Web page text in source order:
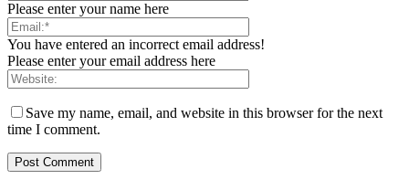
Please enter your name here
You have entered an incorrect email address!
Please enter your email address here
Save my name, email, and website in this browser for the next
time I comment.